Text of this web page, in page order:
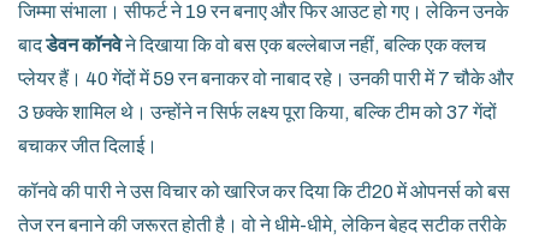
जिम्मा संभाला। सीफर्ट ने 19 रन बनाए और फिर आउट हो गए। लेकिन उनके
बादडेवन कॉनवेने दिखाया कि वो बस एक बल्लेबाज नहीं, बल्कि एक क्लच
प्लेयर हैं। 40 गेंदों में 59 रन बनाकर वो नाबाद रहे। उनकी पारी में 7 चौके और
3 छक्के शामिल थे। उन्होंने न सिर्फ लक्ष्य पूरा किया, बल्कि टीम को 37 गेंदों
बचाकर जीत दिलाई।
कॉनवे की पारी ने उस विचार को खारिज कर दिया कि टी20 में ओपनर्स को बस
तेज रन बनाने की जरूरत होती है। वो ने धीमे-धीमे, लेकिन बेहद सटीक तरीके